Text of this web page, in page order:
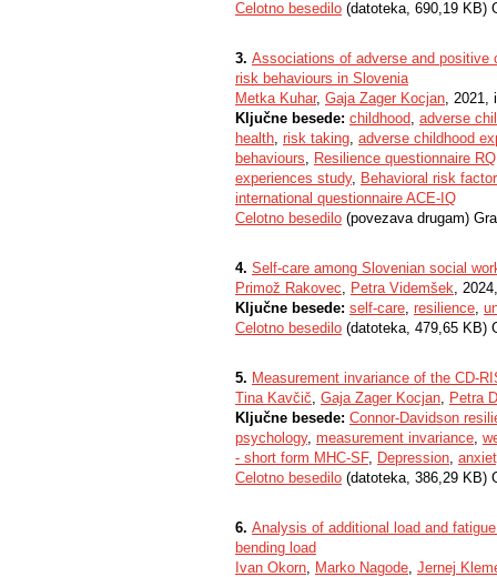
Celotno besedilo (datoteka, 690,19 KB)
3. Associations of adverse and positive
risk behaviours in Slovenia
Metka Kuhar, Gaja Zager Kocjan, 2021,
Ključne besede: childhood, adverse
health, risk taking, adverse childhood
behaviours, Resilience questionnaire RQ
experiences study, Behavioral risk
international questionnaire ACE-IQ
Celotno besedilo (povezava drugam)
4. Self-care among Slovenian social
Primož Rakovec, Petra Videmšek,
Ključne besede: self-care, resilience,
Celotno besedilo (datoteka, 479,65 KB)
5. Measurement invariance of the CD-
Tina Kavčič, Gaja Zager Kocjan, Petra
Ključne besede: Connor-Davidson
psychology, measurement invariance,
- short form MHC-SF, Depression,
Celotno besedilo (datoteka, 386,29 KB)
6. Analysis of additional load and
bending load
Ivan Okorn, Marko Nagode, Jernej